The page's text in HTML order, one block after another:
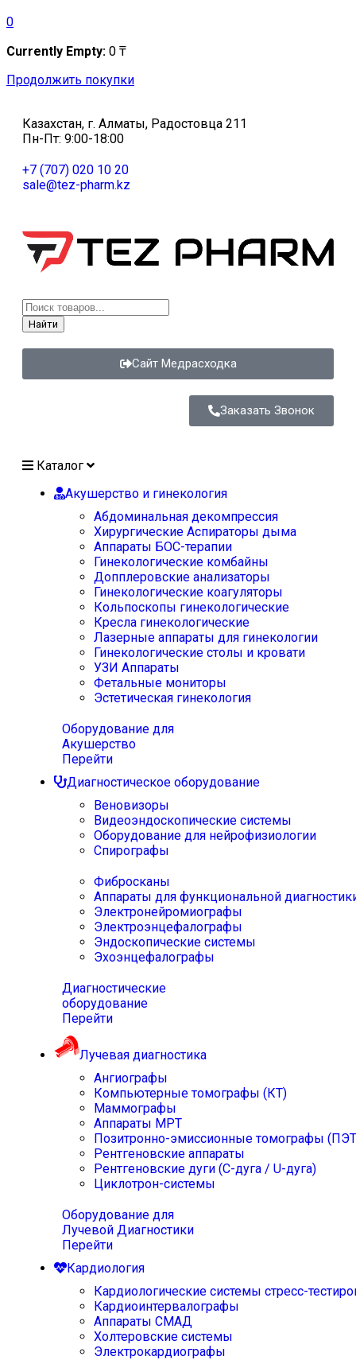
0
Currently Empty: 0 ₸
Продолжить покупки
Казахстан, г. Алматы, Радостовца 211
Пн-Пт: 9:00-18:00
+7 (707) 020 10 20
sale@tez-pharm.kz
Найти
Сайт Медрасходка
Заказать Звонок
Каталог
Акушерство и гинекология
Абдоминальная декомпрессия
Хирургические Аспираторы дыма
Аппараты БОС-терапии
Гинекологические комбайны
Допплеровские анализаторы
Гинекологические коагуляторы
Кольпоскопы гинекологические
Кресла гинекологические
Лазерные аппараты для гинекологии
Гинекологические столы и кровати
УЗИ Аппараты
Фетальные мониторы
Эстетическая гинекология
Оборудование для
Акушерство
Перейти
Диагностическое оборудование
Веновизоры
Видеоэндоскопические системы
Оборудование для нейрофизиологии
Спирографы
Фибросканы
Аппараты для функциональной
Электронейромиографы
Электроэнцефалографы
Эндоскопические системы
Эхоэнцефалографы
Диагностические
оборудование
Перейти
Лучевая диагностика
Ангиографы
Компьютерные томографы (КТ)
Маммографы
Аппараты МРТ
Позитронно-эмиссионные томографы
Рентгеновские аппараты
Рентгеновские дуги (С-дуга / U-дуга)
Циклотрон-системы
Оборудование для
Лучевой Диагностики
Перейти
Кардиология
Кардиологические системы стресс-
Кардиоинтервалографы
Аппараты СМАД
Холтеровские системы
Электрокардиографы